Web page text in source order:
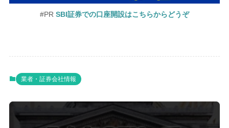
#PR SBI証券での口座開設はこちらからどうぞ
業者・証券会社情報